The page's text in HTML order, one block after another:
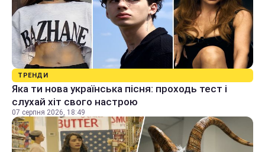
ТРЕНДИ
Яка ти нова українська пісня: проходь тест і
слухай хіт свого настрою
07 серпня 2026, 18:49